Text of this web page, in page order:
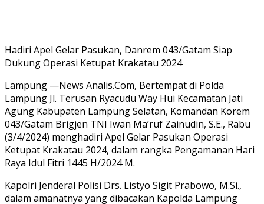
Hadiri Apel Gelar Pasukan, Danrem 043/Gatam Siap
Dukung Operasi Ketupat Krakatau 2024
Lampung —News Analis.Com, Bertempat di Polda
Lampung Jl. Terusan Ryacudu Way Hui Kecamatan Jati
Agung Kabupaten Lampung Selatan, Komandan Korem
043/Gatam Brigjen TNI Iwan Ma’ruf Zainudin, S.E., Rabu
(3/4/2024) menghadiri Apel Gelar Pasukan Operasi
Ketupat Krakatau 2024, dalam rangka Pengamanan Hari
Raya Idul Fitri 1445 H/2024 M.
Kapolri Jenderal Polisi Drs. Listyo Sigit Prabowo, M.Si.,
dalam amanatnya yang dibacakan Kapolda Lampung